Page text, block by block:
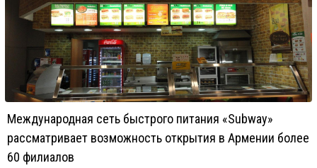
Международная сеть быстрого питания «Subway»
рассматривает возможность открытия в Армении более
60 филиалов